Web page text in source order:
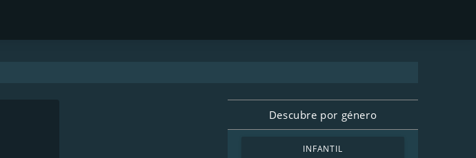
Descubre por género
INFANTIL